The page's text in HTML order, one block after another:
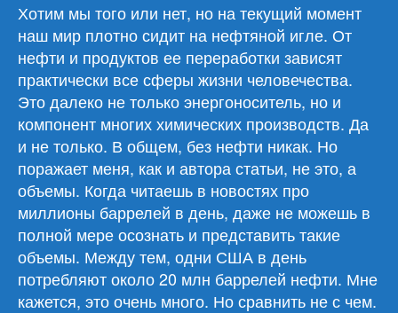
Хотим мы того или нет, но на текущий момент
наш мир плотно сидит на нефтяной игле. От
нефти и продуктов ее переработки зависят
практически все сферы жизни человечества.
Это далеко не только энергоноситель, но и
компонент многих химических производств. Да
и не только. В общем, без нефти никак. Но
поражает меня, как и автора статьи, не это, а
объемы. Когда читаешь в новостях про
миллионы баррелей в день, даже не можешь в
полной мере осознать и представить такие
объемы. Между тем, одни США в день
потребляют около 20 млн баррелей нефти. Мне
кажется, это очень много. Но сравнить не с чем.